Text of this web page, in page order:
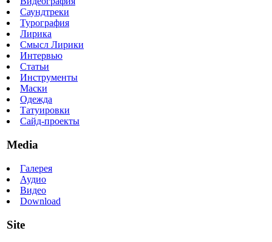
Саундтреки
Турография
Лирика
Смысл Лирики
Интервью
Статьи
Инструменты
Маски
Одежда
Татуировки
Сайд-проекты
Media
Галерея
Аудио
Видео
Download
Site